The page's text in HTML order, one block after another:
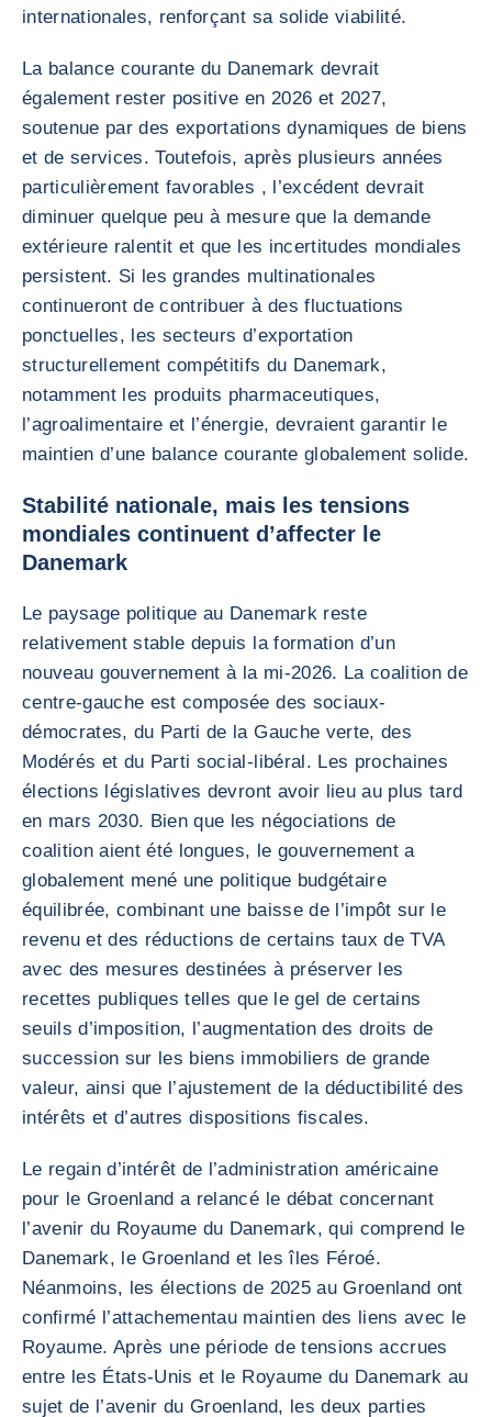
internationales, renforçant sa solide viabilité.
La balance courante du Danemark devrait
également rester positive en 2026 et 2027,
soutenue par des exportations dynamiques de biens
et de services. Toutefois, après plusieurs années
particulièrement favorables , l’excédent devrait
diminuer quelque peu à mesure que la demande
extérieure ralentit et que les incertitudes mondiales
persistent. Si les grandes multinationales
continueront de contribuer à des fluctuations
ponctuelles, les secteurs d’exportation
structurellement compétitifs du Danemark,
notamment les produits pharmaceutiques,
l’agroalimentaire et l’énergie, devraient garantir le
maintien d’une balance courante globalement solide.
Stabilité nationale, mais les tensions
mondiales continuent d’affecter le
Danemark
Le paysage politique au Danemark reste
relativement stable depuis la formation d’un
nouveau gouvernement à la mi-2026. La coalition de
centre-gauche est composée des sociaux-
démocrates, du Parti de la Gauche verte, des
Modérés et du Parti social-libéral. Les prochaines
élections législatives devront avoir lieu au plus tard
en mars 2030. Bien que les négociations de
coalition aient été longues, le gouvernement a
globalement mené une politique budgétaire
équilibrée, combinant une baisse de l’impôt sur le
revenu et des réductions de certains taux de TVA
avec des mesures destinées à préserver les
recettes publiques telles que le gel de certains
seuils d’imposition, l’augmentation des droits de
succession sur les biens immobiliers de grande
valeur, ainsi que l’ajustement de la déductibilité des
intérêts et d’autres dispositions fiscales.
Le regain d’intérêt de l’administration américaine
pour le Groenland a relancé le débat concernant
l’avenir du Royaume du Danemark, qui comprend le
Danemark, le Groenland et les îles Féroé.
Néanmoins, les élections de 2025 au Groenland ont
confirmé l’attachementau maintien des liens avec le
Royaume. Après une période de tensions accrues
entre les États-Unis et le Royaume du Danemark au
sujet de l’avenir du Groenland, les deux parties